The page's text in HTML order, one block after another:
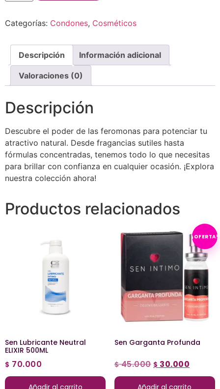
Categorías: Condones, Cosméticos
Descripción Información adicional
Valoraciones (0)
Descripción
Descubre el poder de las feromonas para potenciar tu
atractivo natural. Desde fragancias sutiles hasta
fórmulas concentradas, tenemos todo lo que necesitas
para brillar con confianza en cualquier ocasión. ¡Explora
nuestra colección ahora!
Productos relacionados
Sen Lubricante Neutral
ELIXIR 500ML
$ 70.000
Añadir al carrito
¡OFERTA!
Sen Garganta Profunda
$45.000 $ 30.000
Añadir al carrito